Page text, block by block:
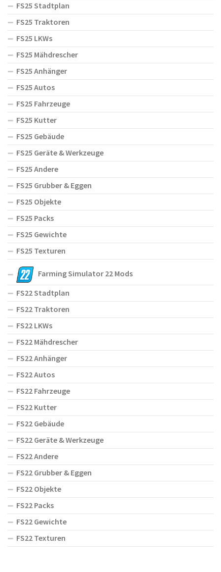
FS25 Stadtplan
FS25 Traktoren
FS25 LKWs
FS25 Mähdrescher
FS25 Anhänger
FS25 Autos
FS25 Fahrzeuge
FS25 Kutter
FS25 Gebäude
FS25 Geräte & Werkzeuge
FS25 Andere
FS25 Grubber & Eggen
FS25 Objekte
FS25 Packs
FS25 Gewichte
FS25 Texturen
Farming Simulator 22 Mods
FS22 Stadtplan
FS22 Traktoren
FS22 LKWs
FS22 Mähdrescher
FS22 Anhänger
FS22 Autos
FS22 Fahrzeuge
FS22 Kutter
FS22 Gebäude
FS22 Geräte & Werkzeuge
FS22 Andere
FS22 Grubber & Eggen
FS22 Objekte
FS22 Packs
FS22 Gewichte
FS22 Texturen